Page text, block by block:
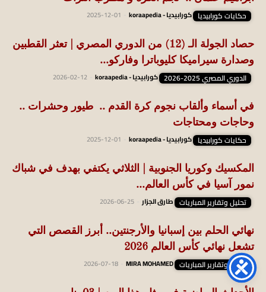
حكايات كورابيديا كورابيديا - koraapedia 2025-12-01
حصاد الجولة الـ (12) من الدوري المصري | تعثر القطبين
وصدارة سيراميكا كليوباترا وفاركو...
الدوري المصري 2025-2026 كورابيديا - koraapedia 2026-02-12
في أسماء وألقاب نجوم كرة القدم .. طيور وحشرات ..
وحاجات ومحتاجات
حكايات كورابيديا كورابيديا - koraapedia 2025-12-01
المكسيك وكوريا الجنوبية | الثلاثي يكتفي بهدف في شباك
نمور آسيا في كأس العالم...
تحليل وتقارير المباريات طارق الجزار 2026-06-25
نهائي الحلم بين إسبانيا والأرجنتين.. أبرز القصص التي
تشعل نهائي كأس العالم 2026
تحليل وتقارير المباريات MIRA MOHAMED
2026-07-18